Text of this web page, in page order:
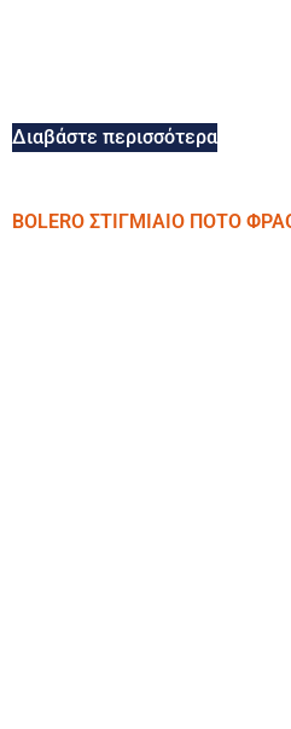
Διαβάστε περισσότερα